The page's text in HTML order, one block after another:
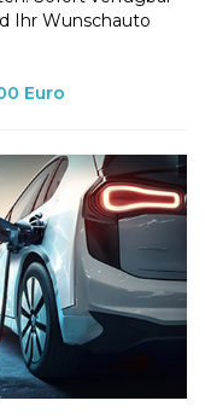
Ihr Wunschauto
Euro